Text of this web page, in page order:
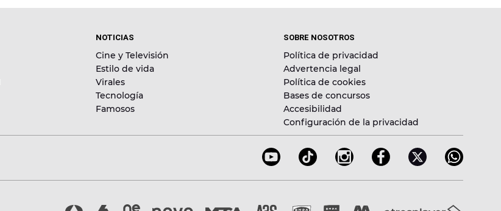
NOTICIAS
Cine y Televisión
Estilo de vida
Virales
Tecnología
Famosos
SOBRE NOSOTROS
Política de privacidad
Advertencia legal
Política de cookies
Bases de concursos
Accesibilidad
Configuración de la privacidad